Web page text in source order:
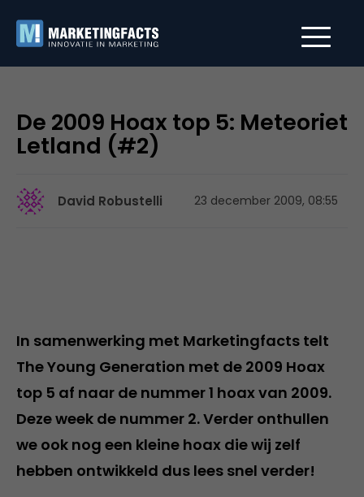
De 2009 Hoax top 5: Meteoriet
Letland (#2)
David Robustelli 23 december 2009, 08:55
In samenwerking met Marketingfacts telt
The Young Generation met de 2009 Hoax
top 5 af naar de nummer 1 hoax van 2009.
Deze week de nummer 2. Verder onthullen
we ook nog een kleine hoax die wij zelf
hebben ontwikkeld dus lees snel verder!